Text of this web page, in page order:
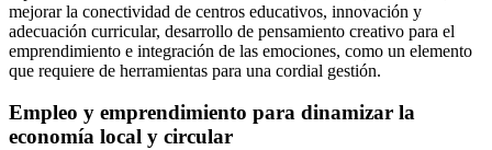
mejorar la conectividad de centros educativos, innovación y
adecuación curricular, desarrollo de pensamiento creativo para el
emprendimiento e integración de las emociones, como un elemento
que requiere de herramientas para una cordial gestión.
Empleo y emprendimiento para dinamizar la
economía local y circular